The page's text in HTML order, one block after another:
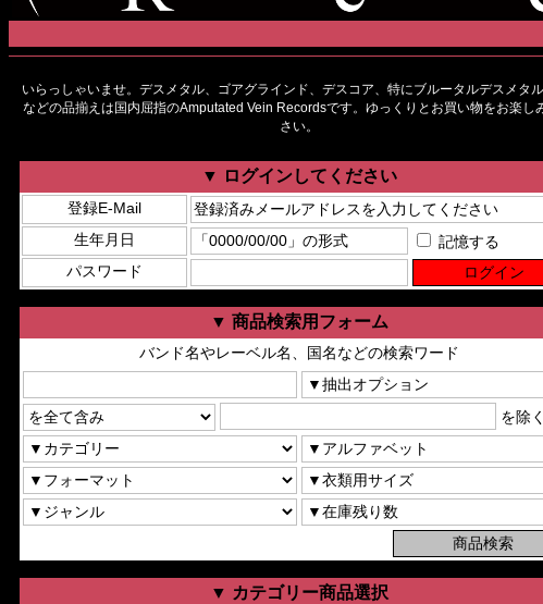
いらっしゃいませ。デスメタル、ゴアグラインド、デスコア、特にブルータルデスメタ
などの品揃えは国内屈指のAmputated Vein Recordsです。ゆっくりとお買い物をお楽し
さい。
▼ ログインしてください
登録E-Mail
生年月日
記憶する
パスワード
▼ 商品検索用フォーム
バンド名やレーベル名、国名などの検索ワード
を除く
▼ カテゴリー商品選択